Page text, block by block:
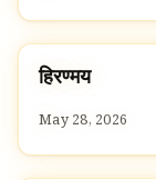
Hह
हिरण्मय
May 28, 2026